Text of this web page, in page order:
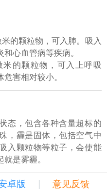
的颗粒物，可入肺。吸入
心血管病等疾病。
米的颗粒物，可入上呼吸
害相对较小。
态，包含各种含量超标的
，霾是固体，包括空气中
入颗粒物等粒子，会使能
是雾霾。
卓版 | 意见反馈